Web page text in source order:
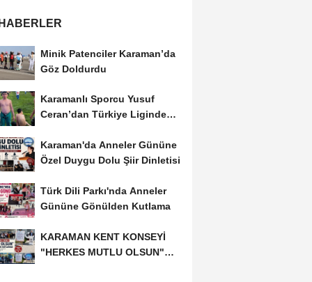
Minik Patenciler Karaman’da
Göz Doldurdu
Karamanlı Sporcu Yusuf
Ceran’dan Türkiye Liginde
Karaman'da Anneler Gününe
Özel Duygu Dolu Şiir Dinletisi
Türk Dili Parkı'nda Anneler
Gününe Gönülden Kutlama
KARAMAN KENT KONSEYİ
"HERKES MUTLU OLSUN"